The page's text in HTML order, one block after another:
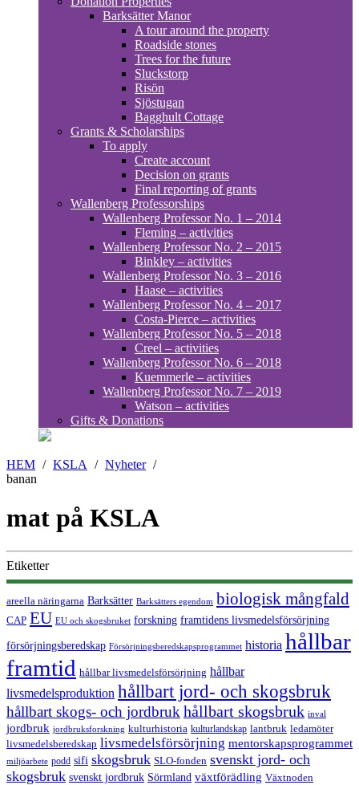
Barksätter Manor
A tour around the property
Roadside stones
Trees for the future
Sluckstorp
Risön
Sjöstugan
Bagghult Cottage
Grants & Scholarships
To apply
Create account
Decision on grants
Final reporting of grants
Wallenberg Professorships
Wallenberg Professor No. 1 – 2014
Fleming – activities
Wallenberg Professor No. 2 – 2015
Binkley – activities
Wallenberg Professor No. 3 – 2016
Haase – activities
Wallenberg Professor No. 4 – 2017
Costa-Pierce – activities
Wallenberg Professor No. 5 – 2018
Creel – activities
Wallenberg Professor No. 6 – 2018
Kuemmerle – activities
Wallenberg Professor No. 7 – 2019
Watson – activities
Gifts & Donations
HEM / KSLA / Nyheter /
banan
mat på KSLA
Etiketter
areella näringarna Barksätter Barksätters egendom biologisk mångfald
CAP EU EU och skogsbruket forskning framtidens livsmedelsförsörjning
försörjningsberedskap Försörjningsberedskapsprogrammet historia hållbar
framtid hållbar livsmedelsförsörjning hållbar
livsmedelsproduktion hållbart jord- och skogsbruk
hållbart skogs- och jordbruk hållbart skogsbruk inval
jordbruk jordbruksforskning kulturhistoria kulturlandskap lantbruk ledamöter
livsmedelsberedskap livsmedelsförsörjning mentorskapsprogrammet
miljöarbete podd sifi skogsbruk SLO-fonden svenskt jord- och
skogsbruk svenskt jordbruk Sörmland växtförädling Växtnoden